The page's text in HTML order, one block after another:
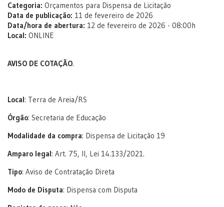
Categoria: Orçamentos para Dispensa de Licitação
Data de publicação: 11 de fevereiro de 2026
Data/hora de abertura: 12 de fevereiro de 2026 - 08:00h
Local: ONLINE
AVISO DE COTAÇÃO.
Local: Terra de Areia/RS
Órgão: Secretaria de Educação
Modalidade da compra: Dispensa de Licitação 19
Amparo legal: Art. 75, II, Lei 14.133/2021.
Tipo: Aviso de Contratação Direta
Modo de Disputa: Dispensa com Disputa